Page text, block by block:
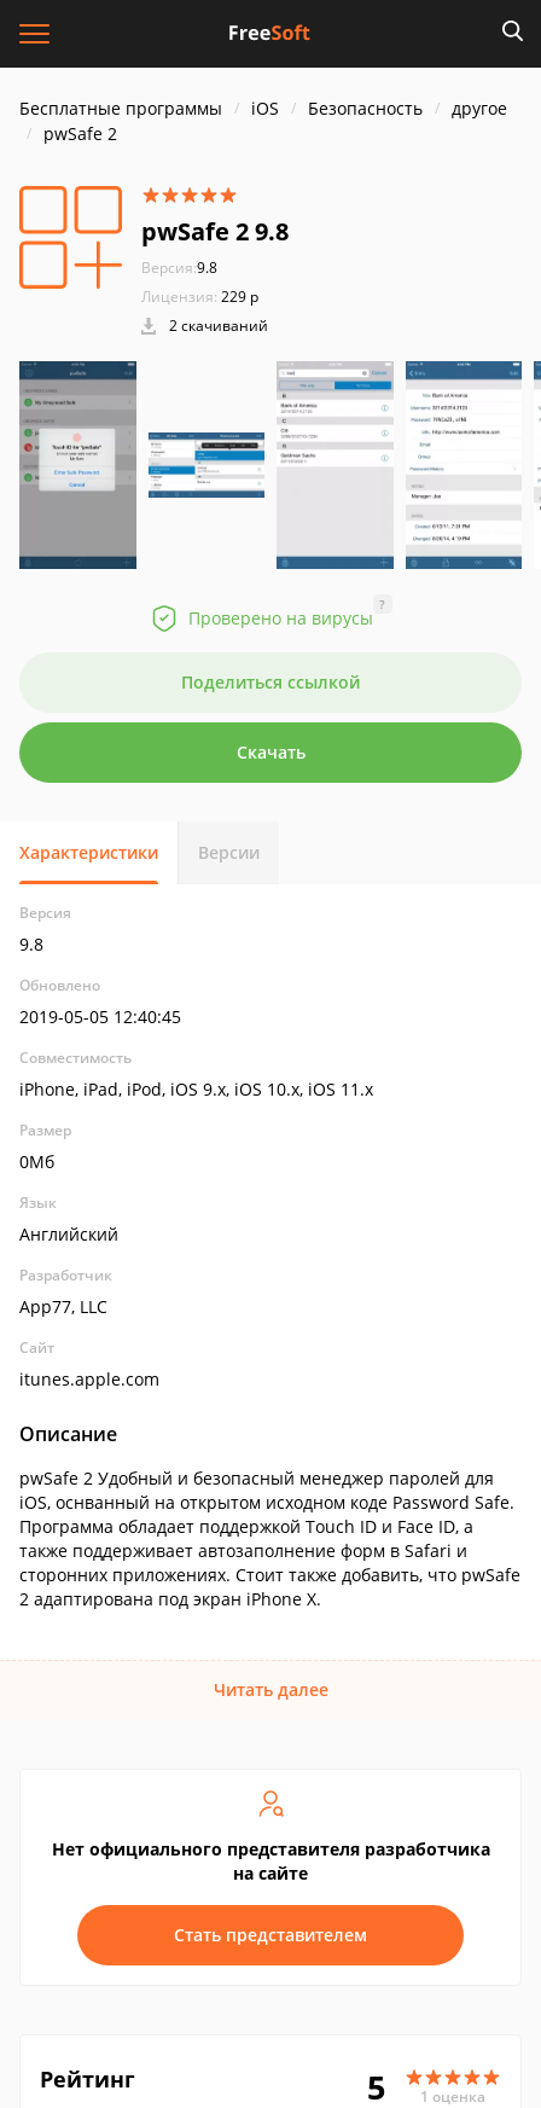
Бесплатные программы iOS Безопасность
другое
pwSafe 2
pwSafe 2 9.8
Версия:9.8
Лицензия: 229 р
2 скачиваний
Проверено на вирусы
?
Поделиться ссылкой
Скачать
Характеристики Версии
Версия
9.8
Обновлено
2019-05-05 12:40:45
Совместимость
iPhone, iPad, iPod, iOS 9.x, iOS 10.x, iOS 11.x
Размер
0Мб
Язык
Английский
Разработчик
App77, LLC
Сайт
itunes.apple.com
Описание
pwSafe 2 Удобный и безопасный менеджер паролей для
iOS, оснванный на открытом исходном коде Password Safe.
Программа обладает поддержкой Touch ID и Face ID, а
также поддерживает автозаполнение форм в Safari и
сторонних приложениях. Стоит также добавить, что pwSafe
2 адаптирована под экран iPhone X.
Читать далее
Нет официального представителя разработчика
на сайте
Стать представителем
Рейтинг 5 1 оценка